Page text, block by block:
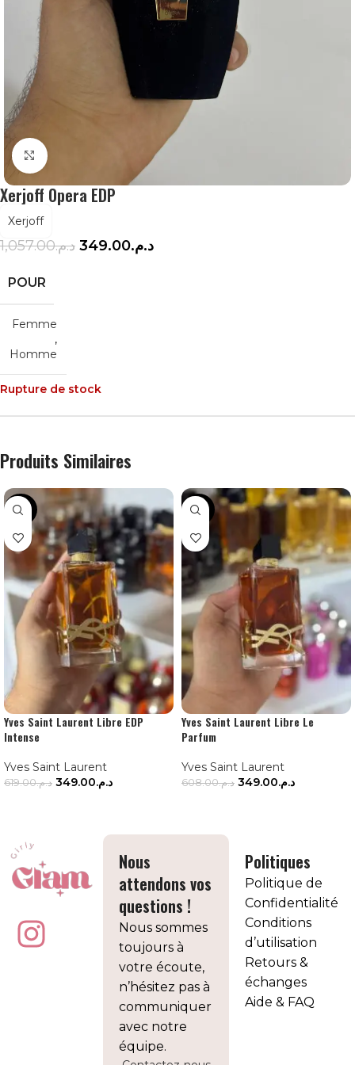
Agrandir
Xerjoff Opera EDP
Xerjoff
د.م.1,057.00 د.م.349.00
POUR
Femme
,
Homme
Rupture de stock
Produits Similaires
-44%
Yves Saint Laurent Libre EDP
Intense
Yves Saint Laurent
د.م.619.00 د.م.349.00
-43%
Yves Saint Laurent Libre Le
Parfum
Yves Saint Laurent
د.م.608.00 د.م.349.00
Nous
attendons vos
questions !
Nous sommes
toujours à
votre écoute,
n’hésitez pas à
communiquer
avec notre
équipe.
Politiques
Politique de
Confidentialité
Conditions
d’utilisation
Retours &
échanges
Aide & FAQ